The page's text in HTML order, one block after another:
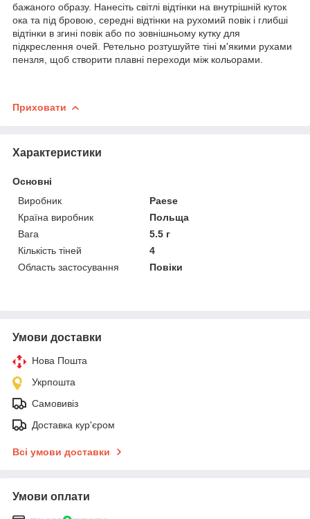
бажаного образу. Нанесіть світлі відтінки на внутрішній куток
ока та під бровою, середні відтінки на рухомий повік і глибші
відтінки в згині повік або по зовнішньому кутку для
підкреслення очей. Ретельно розтушуйте тіні м'якими рухами
пензля, щоб створити плавні переходи між кольорами.
Приховати
Характеристики
Основні
Виробник
Paese
Країна виробник
Польща
Вага
5.5 г
Кількість тіней
4
Область застосування
Повіки
Умови доставки
Нова Пошта
Укрпошта
Самовивіз
Доставка кур'єром
Всі умови доставки
Умови оплати